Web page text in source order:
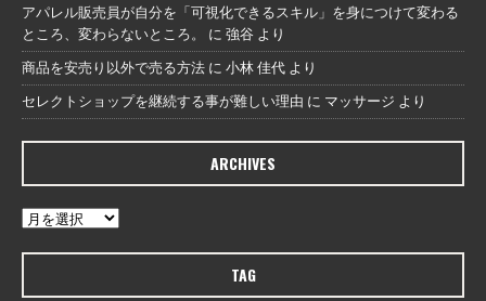
アパレル販売員が自分を「可視化できるスキル」を身につけて変わる
ところ、変わらないところ。
に 強谷 より
商品を安売り以外で売る方法 に 小林 佳代 より
セレクトショップを継続する事が難しい理由 に マッサージ より
ARCHIVES
TAG